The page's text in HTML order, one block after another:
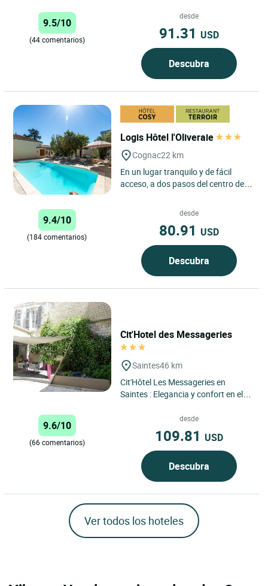
9.5/10
(44 comentarios)
desde
91.31 USD
Descubra
Logis Hôtel l'Oliveraie
Cognac22 km
En un lugar tranquilo y de fácil
acceso, a dos pasos del centro de
dispone de confortables...
9.4/10
(184 comentarios)
desde
80.91 USD
Descubra
Cit'Hotel des Messageries
Saintes46 km
Cit'Hôtel Les Messageries en
Saintes : Elegancia y confort en el
Saintonge Situado en el corazón...
9.6/10
(66 comentarios)
desde
109.81 USD
Descubra
Ver todos los hoteles